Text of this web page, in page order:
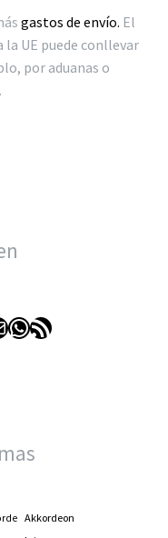
gastos de envío. El
UE puede conllevar
por aduanas o
electrónico
WhatsApp
Feed RSS
Akkordeon